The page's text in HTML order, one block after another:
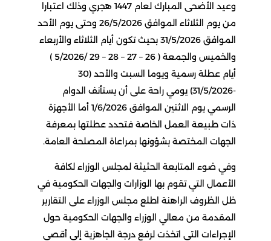
وعيد الأضحى المبارك لعام 1447 هجري وذلك اعتبارا
من يوم الثلاثاء الموافق 26/5/2026 وحتى يوم الأحد
الموافق 31/5/2026 بحيث تكون أيام الثلاثاء والأربعاء
والخميس والجمعة ( 26 – 27 – 28 – 29 /5/2026 )
أيام عطلة رسمية ويوما السبت والأحد (30
-31/5/2026) يومي راحة على أن يستأنف الدوام
الرسمي يوم الاثنين الموافق 1/6/2026 أما الأجهزة
ذات طبيعة العمل الخاصة فتحدد عطلتها بمعرفة
الجهات المختصة بشؤونها بمراعاة المصلحة العامة.
وفي ضوء المتابعة الحثيثة لمجلس الوزراء لكافة
الأعمال التي تقوم بها الوزارات والجهات الحكومية في
ظل الظروف الراهنة اطلع مجلس الوزراء على التقارير
المقدمة من معالي الوزراء والجهات الحكومية حول
الإجراءات التي اتخذت لرفع درجة الجاهزية إلى أقصى